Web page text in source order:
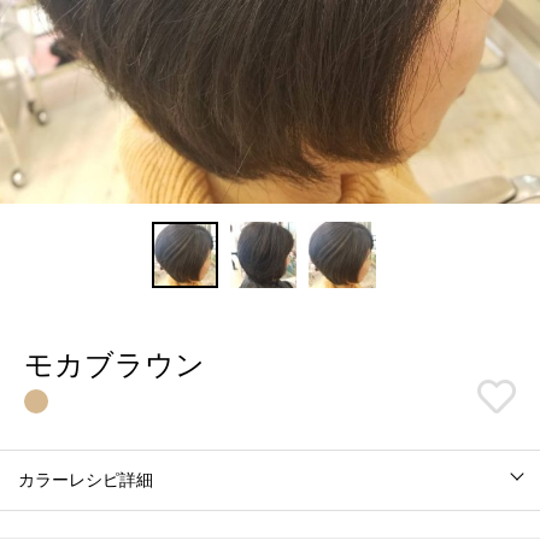
モカブラウン
カラーレシピ詳細